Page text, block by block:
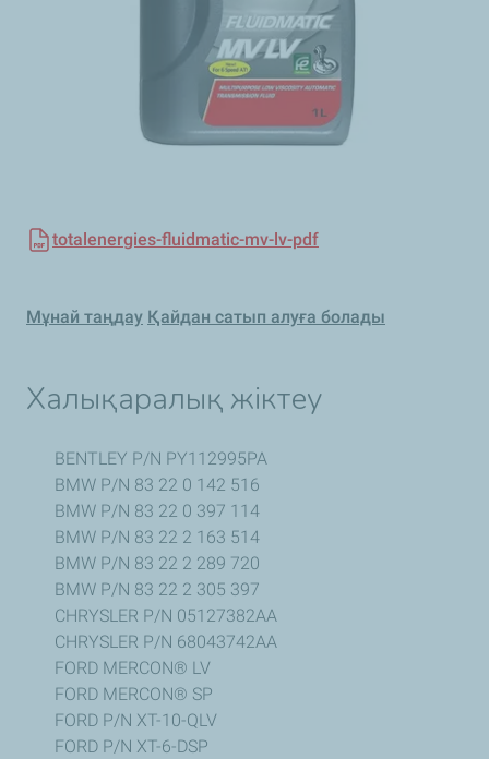
totalenergies-fluidmatic-mv-lv-pdf
Мұнай таңдау Қайдан сатып алуға болады
Халықаралық жіктеу
BENTLEY P/N PY112995PA
BMW P/N 83 22 0 142 516
BMW P/N 83 22 0 397 114
BMW P/N 83 22 2 163 514
BMW P/N 83 22 2 289 720
BMW P/N 83 22 2 305 397
CHRYSLER P/N 05127382AA
CHRYSLER P/N 68043742AA
FORD MERCON® LV
FORD MERCON® SP
FORD P/N XT-10-QLV
FORD P/N XT-6-DSP